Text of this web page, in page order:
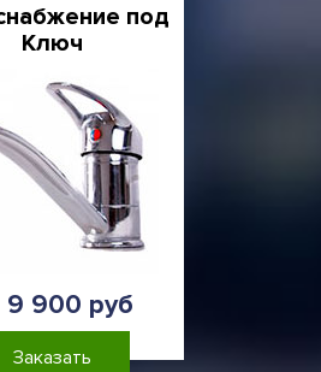
под
Ключ
9 900 руб
Заказать